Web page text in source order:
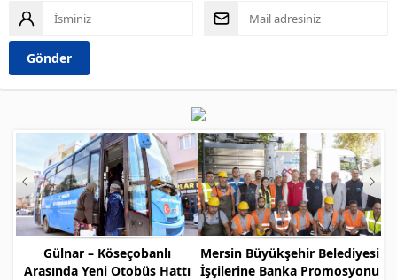
Gülnar – Köseçobanlı
Arasında Yeni Otobüs Hattı
Mersin Büyükşehir Belediyesi
İşçilerine Banka Promosyonu